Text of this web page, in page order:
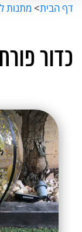
דף הבית> מתנות
כדור